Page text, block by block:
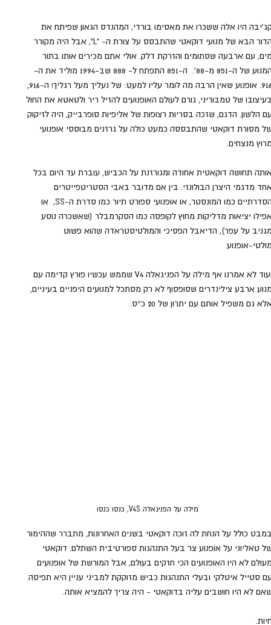
היו אלה ששכרו את מאסימו בורדי, המהנדס הגאון שפיתח את
הדור הבא של מנועי דוקאטי שהתבסס על צורת ה- "L", אבל היה מקורר
עם ארבעה שסתומים והזרקת דלק. אולי אתם מכירים אותו בתור
המנוע של ה-851 מ-88'.  ה-851 התפתח ל- 888 שב-1994 מוליד את ה-
916. אופנוע שאין הרבה מה לומר עליו למעט: של נעליך מעל רגליך! ה-916,
של טמבוריני, גורם לעולם האופנועים להזיל ריר ולטאטא את החול
הלשון. הדגם, שזכה בסריות רצופות של אליפיות סופרבייק, היה לזיקוק
מסורת דוקאטי שהתבססה כמעט כולה על גרזנים מבוססי אופנועי
מנצחים.
תחושה דוקאטית אחודה ומגורזנת על הכביש, עוברת עד היום בכל
מדגמי היצרן הבולונזי. בין אם מדובר באבי הסטריטפייטרים
הסדרתיים כמו המונסטר, או אופנועי ספורט תיור כמו סדרת ה-SS,  או
יציאות מדליקות מחוץ לקופסה כמו הסקרמבלר (שאשכרה נוסע
על עפר), הדיאבל הפסיכי והמולטיסטראדה שהוא פשוט
אופנוע.
ועוד לא אמרנו אף מילה על הפניגאלה V4 שממש עכשיו פורץ קדימה עם
ארבע צילינדרים שסופסוף לא רק מסתכל למנועים היפניים בעיניים,
גם משפיל אותם עם יתרון של 20 כ״ס.
מילה על הפניגאלה V4S, כנסו כנסו
כולל על הנחת לה זוכה דוקאטי בשנים האחרונות, מתברר שההימור
טאליוני על אופנוע צר בעל התנהגות ספורטיבית השתלם. דוקאטי
לא היו האופנועים הכי חזקים בעולם, אבל המורשת של אופנועים
סטייל איטלקי ובעלי התנהגות כביש מזוקקת למביני עניין היא תפיסה
לא היו חושבים עליה בדוקאטי - היה צריך להמציא אותה.